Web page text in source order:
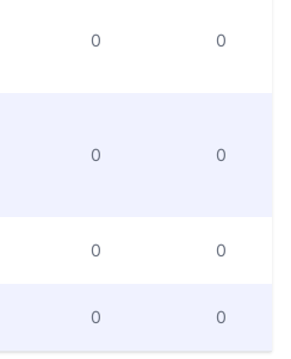
0 0
0 0
0 0
0 0